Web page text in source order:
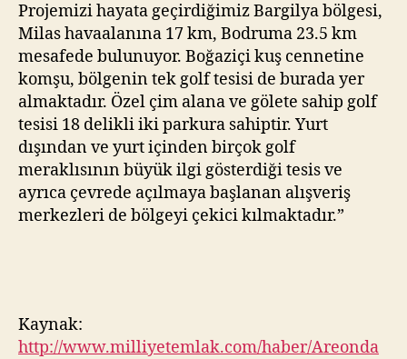
Projemizi hayata geçirdiğimiz Bargilya bölgesi,
Milas havaalanına 17 km, Bodruma 23.5 km
mesafede bulunuyor. Boğaziçi kuş cennetine
komşu, bölgenin tek golf tesisi de burada yer
almaktadır. Özel çim alana ve gölete sahip golf
tesisi 18 delikli iki parkura sahiptir. Yurt
dışından ve yurt içinden birçok golf
meraklısının büyük ilgi gösterdiği tesis ve
ayrıca çevrede açılmaya başlanan alışveriş
merkezleri de bölgeyi çekici kılmaktadır.”
Kaynak:
http://www.milliyetemlak.com/haber/Areonda